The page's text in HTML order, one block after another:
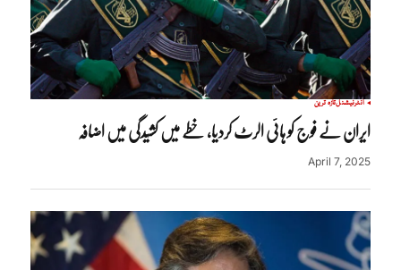
انٹرنیشنلتازہ ترین
ایران نے فوج کو ہائی الرٹ کردیا، خطے میں کشیدگی میں اضافہ
April 7, 2025